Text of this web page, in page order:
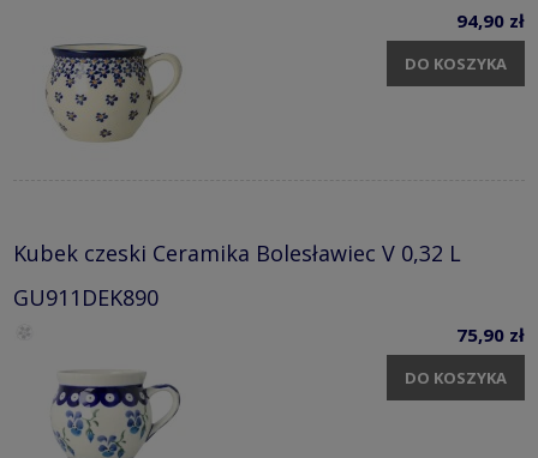
94,90 zł
DO KOSZYKA
Kubek czeski Ceramika Bolesławiec V 0,32 L
GU911DEK890
75,90 zł
DO KOSZYKA